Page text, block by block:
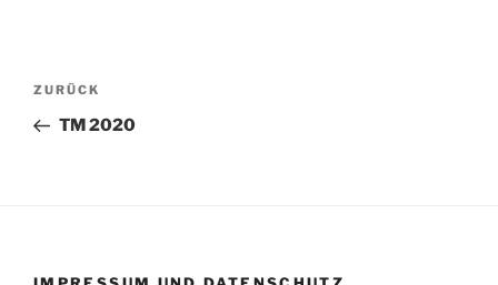
Beitragsnavigation
Vorheriger
Beitrag
ZURÜCK
TM 2020